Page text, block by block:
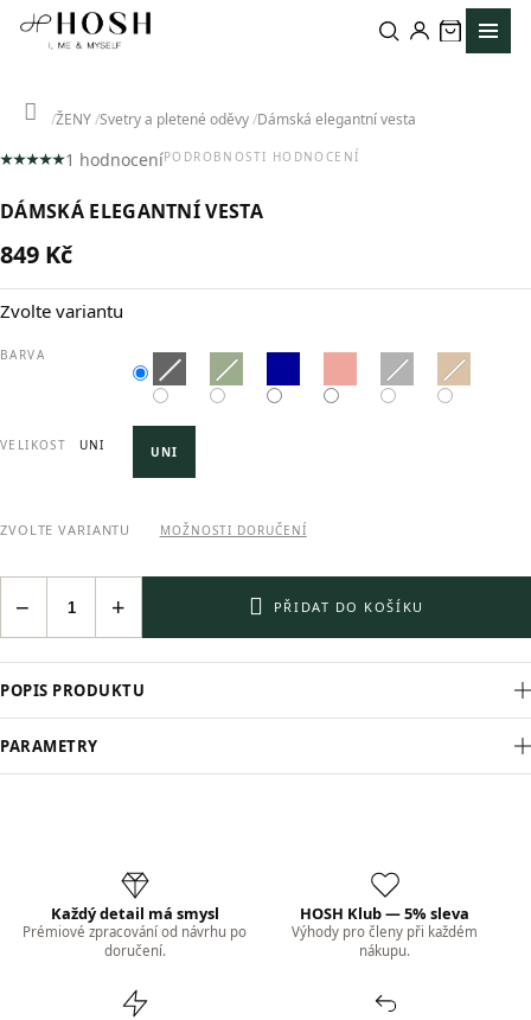
Přejít
Domů
ŽENY Svetry a pletené oděvy Dámská elegantní vesta
Průměrné
produktu
5,0
5
1 hodnoceníPODROBNOSTI HODNOCENÍ
DÁMSKÁ ELEGANTNÍ VESTA
849 Kč
cena:
Zvolte variantu
BARVA
VELIKOST UNI UNI
ZVOLTE VARIANTU MOŽNOSTI DORUČENÍ
+
− PŘIDAT DO KOŠÍKU
POPIS PRODUKTU
PARAMETRY
Každý detail má smysl
Prémiové zpracování od návrhu po
doručení.
HOSH Klub — 5% sleva
Výhody pro členy při každém
nákupu.